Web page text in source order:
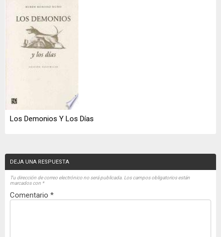
Los Demonios Y Los Días
DEJA UNA RESPUESTA
Tu dirección de correo electrónico no será publicada. Los campos obligatorios están
marcados con *
Comentario *